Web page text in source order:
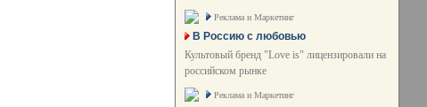
Реклама и Маркетинг
В Россию с любовью
Культовый бренд "Love is" лицензировали на
российском рынке
Реклама и Маркетинг